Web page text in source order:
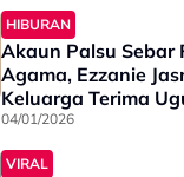
HIBURAN
Akaun Palsu Sebar
Agama, Ezzanie
Keluarga Terima
“Keadaan Menjadi
Serius…”
04/01/2026
VIRAL